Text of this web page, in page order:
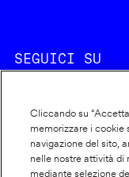
SEGUICI SU
Cookie policy
Cliccando su
memorizzare i cookie
navigazione del sito,
nelle nostre attività di
mediante selezione